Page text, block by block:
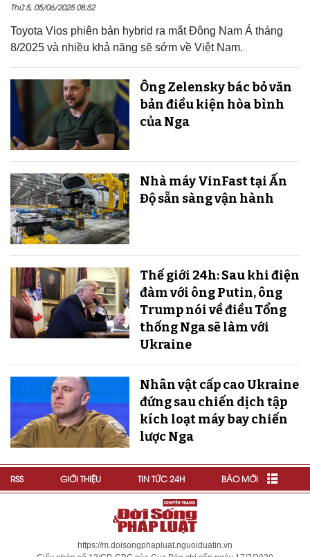
Thứ 5, 05/06/2025 08:52
Toyota Vios phiên bản hybrid ra mắt Đông Nam Á tháng
8/2025 và nhiều khả năng sẽ sớm về Việt Nam.
Ông Zelensky bác bỏ văn
bản điều kiện hòa bình
của Nga
Nhà máy VinFast tại Ấn
Độ sẵn sàng v​​​​​​​ận hành
Thế giới 24h: Sau khi điện
đàm với ông Putin, ông
Trump nói về điều Tổng
thống Nga sẽ làm với
Ukraine
Nhân vật cấp cao Ukraine
đứng sau chiến dịch tập
kích loạt máy bay chiến
lược Nga
RSS GIỚI THIỆU TIN TỨC 24H BÁO MỚI
https://m.doisongphapluat.nguoiduatin.vn